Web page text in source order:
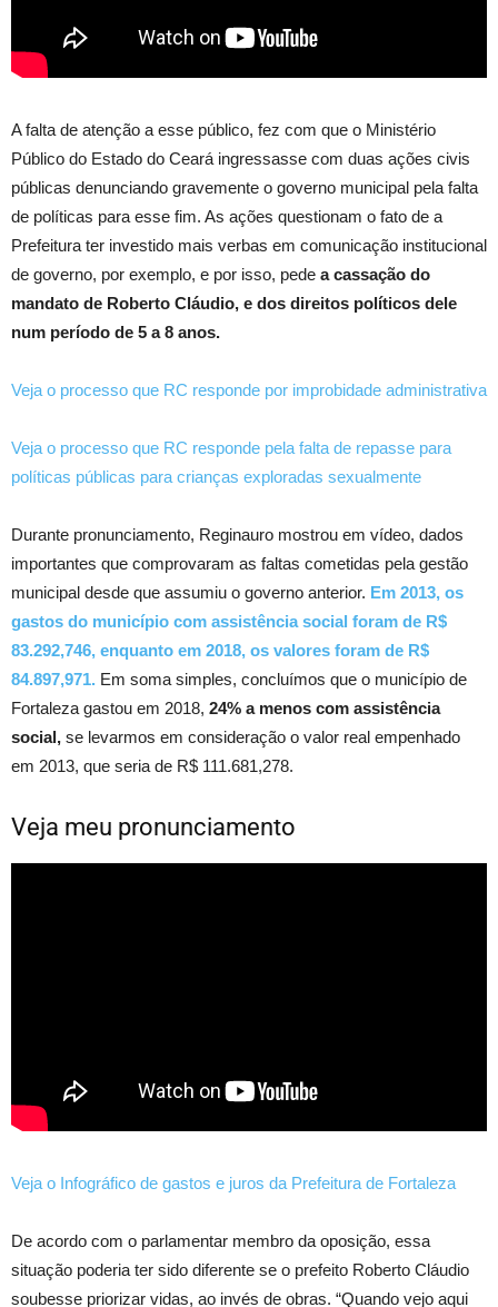
A falta de atenção a esse público, fez com que o Ministério
Público do Estado do Ceará ingressasse com duas ações civis
públicas denunciando gravemente o governo municipal pela falta
de políticas para esse fim. As ações questionam o fato de a
Prefeitura ter investido mais verbas em comunicação institucional
de governo, por exemplo, e por isso, pede a cassação do
mandato de Roberto Cláudio, e dos direitos políticos dele
num período de 5 a 8 anos.
Veja o processo que RC responde por improbidade administrativa
Veja o processo que RC responde pela falta de repasse para
políticas públicas para crianças exploradas sexualmente
Durante pronunciamento, Reginauro mostrou em vídeo, dados
importantes que comprovaram as faltas cometidas pela gestão
municipal desde que assumiu o governo anterior. Em 2013, os
gastos do município com assistência social foram de R$
83.292,746, enquanto em 2018, os valores foram de R$
84.897,971. Em soma simples, concluímos que o município de
Fortaleza gastou em 2018, 24% a menos com assistência
social, se levarmos em consideração o valor real empenhado
em 2013, que seria de R$ 111.681,278.
Veja meu pronunciamento
Veja o Infográfico de gastos e juros da Prefeitura de Fortaleza
De acordo com o parlamentar membro da oposição, essa
situação poderia ter sido diferente se o prefeito Roberto Cláudio
soubesse priorizar vidas, ao invés de obras. “Quando vejo aqui